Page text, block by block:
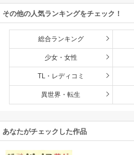
その他の人気ランキングをチェック！
総合ランキング
少女・女性
TL・レディコミ
異世界・転生
あなたがチェックした作品